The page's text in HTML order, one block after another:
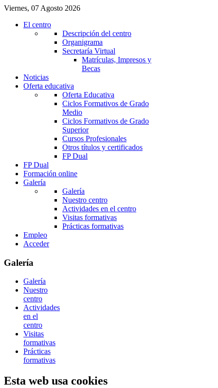
Viernes, 07 Agosto 2026
El centro
Descripción del centro
Organigrama
Secretaría Virtual
Matrículas, Impresos y
Becas
Noticias
Oferta educativa
Oferta Educativa
Ciclos Formativos de Grado
Medio
Ciclos Formativos de Grado
Superior
Cursos Profesionales
Otros títulos y certificados
FP Dual
FP Dual
Formación online
Galería
Galería
Nuestro centro
Actividades en el centro
Visitas formativas
Prácticas formativas
Empleo
Acceder
Galería
Galería
Nuestro
centro
Actividades
en el
centro
Visitas
formativas
Prácticas
formativas
Esta web usa cookies